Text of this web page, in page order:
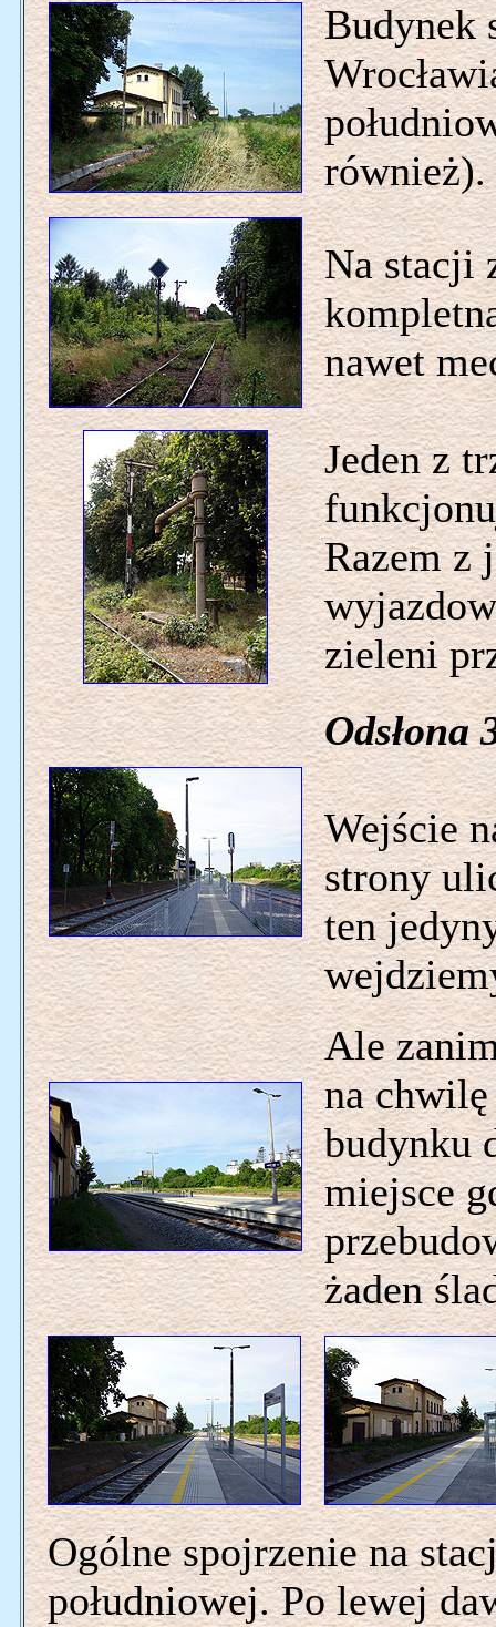
Budynek
również).
Na stacji
nawet
Jeden z
Razem z
zieleni
Odsłona
Wejście
strony
ten
Ale
na
budynku
miejsce
żaden
Ogólne spojrzenie na
południowej. Po lewej